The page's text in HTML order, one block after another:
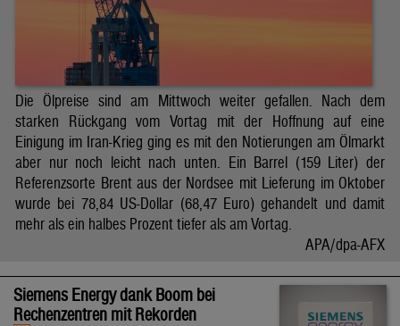
Die Ölpreise sind am Mittwoch weiter gefallen. Nach dem
starken Rückgang vom Vortag mit der Hoffnung auf eine
Einigung im Iran-Krieg ging es mit den Notierungen am Ölmarkt
aber nur noch leicht nach unten. Ein Barrel (159 Liter) der
Referenzsorte Brent aus der Nordsee mit Lieferung im Oktober
wurde bei 78,84 US-Dollar (68,47 Euro) gehandelt und damit
mehr als ein halbes Prozent tiefer als am Vortag.
APA/dpa-AFX
Siemens Energy dank Boom bei
Rechenzentren mit Rekorden